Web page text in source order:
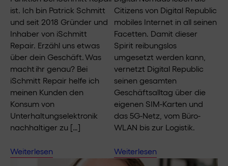
ist. Ich bin Patrick Schmitt
und seit 2018 Gründer und
Inhaber von iSchmitt
Repair. Erzähl uns etwas
über dein Geschäft. Was
macht ihr genau? Bei
iSchmitt Repair helfe ich
meinen Kunden den
Konsum von
Unterhaltungselektronik
nachhaltiger zu […]
Weiterlesen
Citizens von Digital Republic
mobiles Internet in all seinen
Facetten. Damit dieser
Spirit reibungslos
umgesetzt werden kann,
vernetzt Digital Republic
seinen gesamten
Geschäftsalltag über die
eigenen SIM-Karten und
das 5G-Netz, vom Büro-
WLAN bis zur Logistik.
Weiterlesen